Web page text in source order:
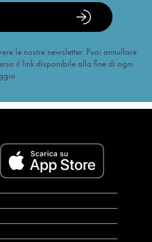
le nostre newsletter. Puoi annullare
il link disponibile alla fine di ogni